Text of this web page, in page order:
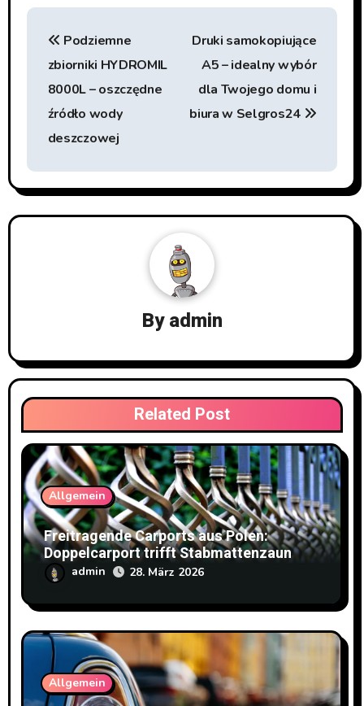
Beitragsnavigation
Podziemne
zbiorniki HYDROMIL
8000L – oszczędne
źródło wody
deszczowej
Druki samokopiujące
A5 – idealny wybór
dla Twojego domu i
biura w Selgros24
Byadmin
Related Post
Allgemein
Freitragende Carports aus Polen:
Doppelcarport trifft Stabmattenzaun
admin 28. März 2026
Allgemein